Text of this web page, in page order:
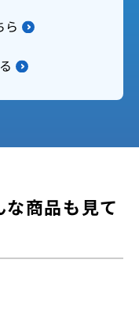
ら
な商品も見て